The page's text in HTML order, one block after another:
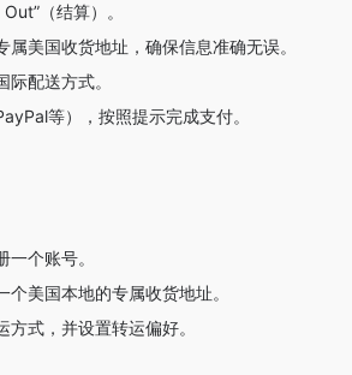
（结算）。
美国收货地址，确保信息准确无误。
配送方式。
等），按照提示完成支付。
个账号。
美国本地的专属收货地址。
式，并设置转运偏好。